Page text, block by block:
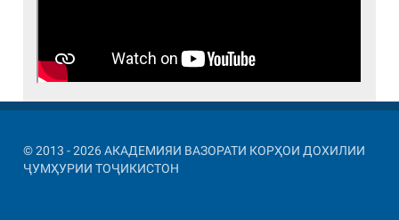
© 2013 - 2026 АКАДЕМИЯИ ВАЗОРАТИ КОРҲОИ ДОХИЛИИ
ҶУМҲУРИИ ТОҶИКИСТОН